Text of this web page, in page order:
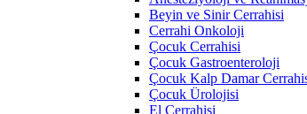
Beyin ve Sinir Cerrahisi
Cerrahi Onkoloji
Çocuk Cerrahisi
Çocuk Gastroenteroloji
Çocuk Kalp Damar
Çocuk Ürolojisi
El Cerrahisi